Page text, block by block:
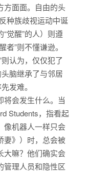
方面面。自由的头
种族歧视运动中诞
觉醒”的人）则遵
”则不懂谦逊。
认为，仅仅犯了
脑继承了与邻居
发难。
将会发生什么。当
Students，指看起
像机器人一样只会
妻》）时，总会被
大嘛？他们确实会
管理人员和隐性区